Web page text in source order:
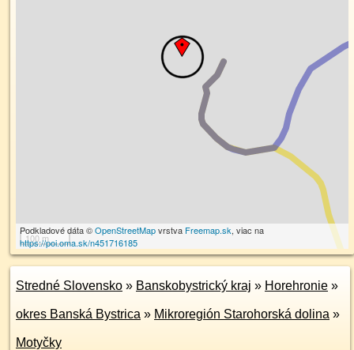
100 m
Podkladové dáta ©OpenStreetMapvrstva Freemap.sk, viac na
https://poi.oma.sk/n451716185
Stredné Slovensko » Banskobystrický kraj » Horehronie »
okres Banská Bystrica » Mikroregión Starohorská dolina »
Motyčky